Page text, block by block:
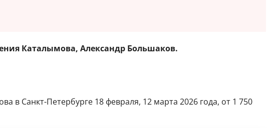
Каталымова, Александр Большаков.
в Санкт-Петербурге 18 февраля, 12 марта 2026 года, от 1 750